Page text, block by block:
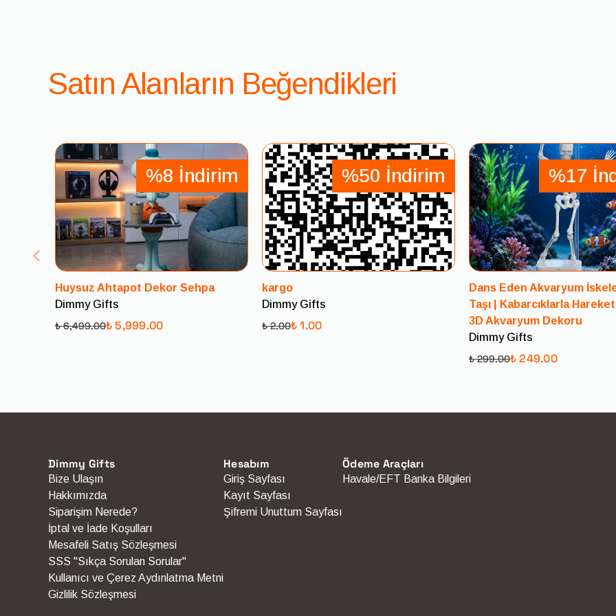
İade talebinizi müşteri hizmetlerimize
iletebilirsiniz.
Size sağlanacak kargo etiketiyle ürünü
Ürün tarafımıza ulaştıktan sonra iade
Not:Kişiye özel üretilen veya hijyenik
iade kapsamı dışındadır.
Sorularınız için [iletişim bilgisi] üzerinden
Satın Alanların Beğendikleri
%8 İndirim
Huysuz Ahtapot Dekor Sehpa
Dimmy Gifts
₺ 6,499.00₺ 5,999.00
%50 İndirim
kargo
Dimmy Gifts
₺ 2.00₺ 1.00
%17
Dans Eden Akvaryum
Taşı | Kabarcıklarla
3D Akvaryum Dekoru
Dimmy Gifts
₺ 299.00₺ 249.00
Dimmy Gifts
Bize Ulaşın
Hakkımızda
Siparişim Nerede?
İptal ve İade Koşulları
Mesafeli Satış Sözleşmesi
SSS "Sıkça Sorulan Sorular"
Kullanıcı ve Çerez Aydınlatma Metni
Gizlilik Sözleşmesi
Hesabım
Giriş Sayfası
Kayıt Sayfası
Şifremi Unuttum Sayfası
Ödeme Araçları
Havale/EFT Banka Bilgileri